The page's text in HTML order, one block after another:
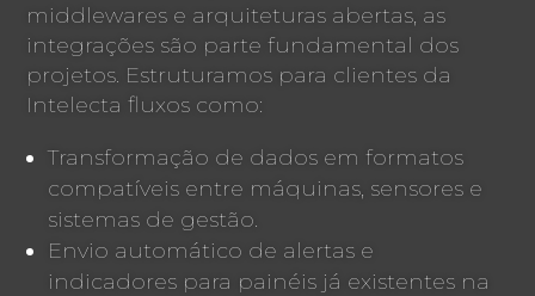
middlewares e arquiteturas abertas, as
integrações são parte fundamental dos
projetos. Estruturamos para clientes da
Intelecta fluxos como:
Transformação de dados em formatos
compatíveis entre máquinas, sensores e
sistemas de gestão.
Envio automático de alertas e
indicadores para painéis já existentes na